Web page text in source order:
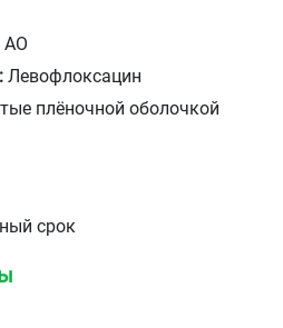
АО
Левофлоксацин
плёночной оболочкой
срок